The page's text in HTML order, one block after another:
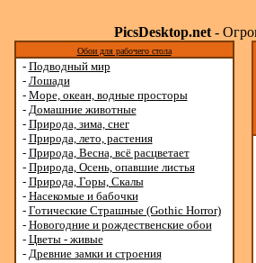
PicsDesktop.net-
Обои для рабочего стола
- Подводный мир
- Лошади
- Море, океан, водные просторы
- Домашние животные
- Природа, зима, снег
- Природа, лето, растения
- Природа, Весна, всё расцветает
- Природа, Осень, опавшие листья
- Природа, Горы, Скалы
- Насекомые и бабочки
- Готические Страшные (Gothic Horror)
- Новогодние и рождественские обои
- Цветы - живые
- Древние замки и строения